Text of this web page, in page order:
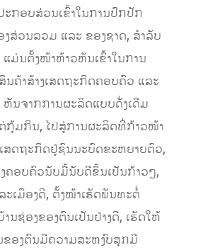
ກອບສ່ວນເຂົ້າໃນການປົກປັກ
ສ່ວນລວມ ແລະ ຂອງຊາດ, ສໍາລັບ
ມ່ນຕັ້ງໜ້າຫ້າວຫັນເຂົ້າໃນການ
ນຄ້າສ້າງເສດຖະກິດຄອບຄົວ ແລະ
ນຈາກການຜະລິດແບບດັ່ງເດີມ
ກຸ້ມກິນ, ໄປສູ່ການຜະລິດທີ່ກ້າວໜ້າ
ສດຖະກິດຢູ່ຊົນນະບົດຂະຫຍາຍຕົວ,
ຄອບຄົວນັບມື້ນັບດີຂຶ້ນເປັນກ້າວໆ,
ະເມືອງດີ, ຕັ້ງໜ້າເຮັດພັນທະຕໍ່
ນຊ່ອງຂອງຕົນເປັນຢ່າງດີ, ເຮັດໃຫ້
ຂອງຕົນມີຄວາມສະຫງົບສຸກມີ